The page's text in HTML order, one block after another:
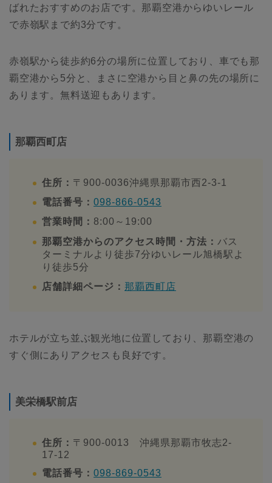
ばれたおすすめのお店です。那覇空港からゆいレール
で赤嶺駅まで約3分です。
赤嶺駅から徒歩約6分の場所に位置しており、車でも那
覇空港から5分と、まさに空港から目と鼻の先の場所に
あります。無料送迎もあります。
那覇西町店
住所： 〒900-0036沖縄県那覇市西2-3-1
電話番号： 098-866-0543
営業時間： 8:00～19:00
那覇空港からのアクセス時間・方法： バス
ターミナルより徒歩7分ゆいレール旭橋駅よ
り徒歩5分
店舗詳細ページ： 那覇西町店
ホテルが立ち並ぶ観光地に位置しており、那覇空港の
すぐ側にありアクセスも良好です。
美栄橋駅前店
住所： 〒900-0013 沖縄県那覇市牧志2-
17-12
電話番号： 098-869-0543